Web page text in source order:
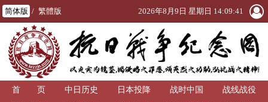
简体版 / 繁體版 2026年8月9日 星期日 14:09:41
首 页 中日历史 日本投降 战时中国
战线战役